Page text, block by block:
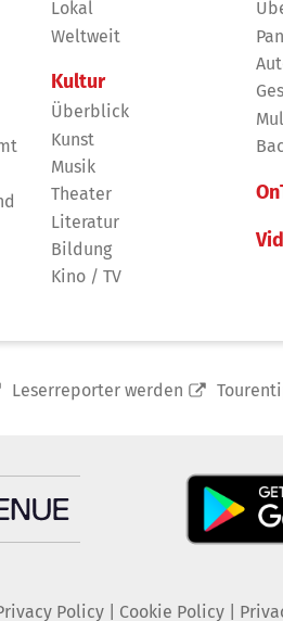
Lokal
Weltweit
Kultur
Überblick
Kunst
Musik
Theater
Literatur
Bildung
Kino / TV
Leserreporter werden
Policy| Cookie Policy|